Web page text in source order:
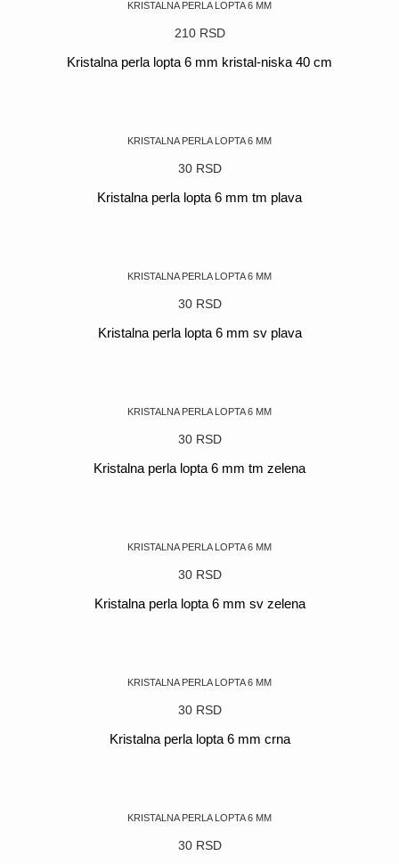
KRISTALNA PERLA LOPTA 6 MM
210 RSD
Kristalna perla lopta 6 mm kristal-niska 40 cm
KRISTALNA PERLA LOPTA 6 MM
30 RSD
Kristalna perla lopta 6 mm tm plava
KRISTALNA PERLA LOPTA 6 MM
30 RSD
Kristalna perla lopta 6 mm sv plava
KRISTALNA PERLA LOPTA 6 MM
30 RSD
Kristalna perla lopta 6 mm tm zelena
KRISTALNA PERLA LOPTA 6 MM
30 RSD
Kristalna perla lopta 6 mm sv zelena
KRISTALNA PERLA LOPTA 6 MM
30 RSD
Kristalna perla lopta 6 mm crna
KRISTALNA PERLA LOPTA 6 MM
30 RSD